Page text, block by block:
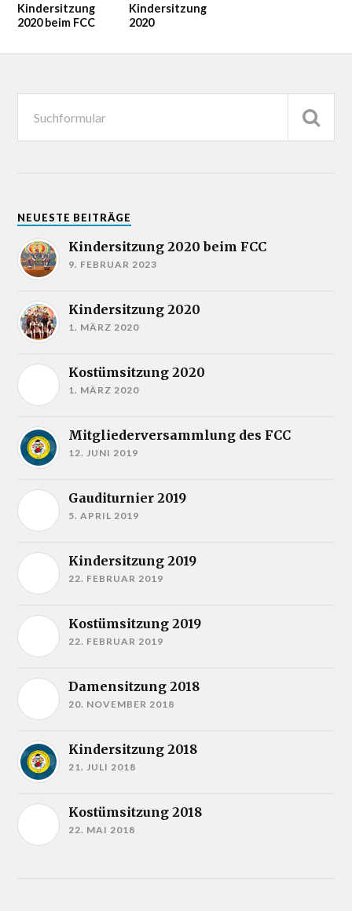
Kindersitzung
2020 beim FCC
Kindersitzung
2020
NEUESTE BEITRÄGE
Kindersitzung 2020 beim FCC
9. FEBRUAR 2023
Kindersitzung 2020
1. MÄRZ 2020
Kostümsitzung 2020
1. MÄRZ 2020
Mitgliederversammlung des FCC
12. JUNI 2019
Gauditurnier 2019
5. APRIL 2019
Kindersitzung 2019
22. FEBRUAR 2019
Kostümsitzung 2019
22. FEBRUAR 2019
Damensitzung 2018
20. NOVEMBER 2018
Kindersitzung 2018
21. JULI 2018
Kostümsitzung 2018
22. MAI 2018